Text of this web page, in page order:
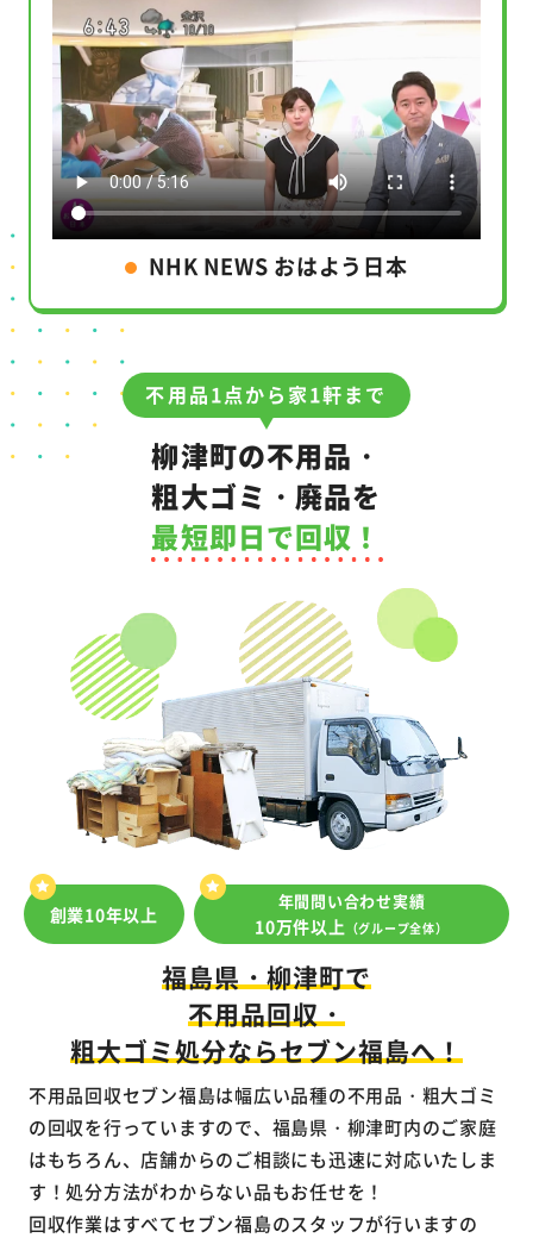
NHK NEWS おはよう日本
不用品1点から家1軒まで
柳津町の不用品・
粗大ゴミ・廃品を
最短即日で回収！
創業10年以上
年間問い合わせ実績
10万件以上 （グループ全体）
福島県・柳津町で
不用品回収・
粗大ゴミ処分ならセブン福島へ！
不用品回収セブン福島は幅広い品種の不用品・粗大ゴミ
の回収を行っていますので、福島県・柳津町内のご家庭
はもちろん、店舗からのご相談にも迅速に対応いたしま
す！処分方法がわからない品もお任せを！
回収作業はすべてセブン福島のスタッフが行いますの